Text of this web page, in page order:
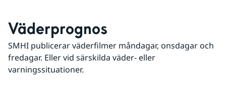
Väderprognos
SMHI publicerar väderfilmer måndagar, onsdagar och
fredagar. Eller vid särskilda väder- eller
varningssituationer.